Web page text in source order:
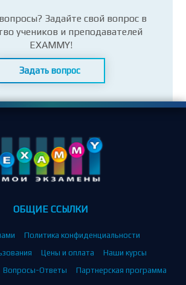
Задайте свой вопрос в
учеников и преподавателей
EXAMMY!
Задать вопрос
ОБЩИЕ ССЫЛКИ
Политика конфиденциальности
Цены и оплата
Наши курсы
Вопросы-Ответы Партнерская программа